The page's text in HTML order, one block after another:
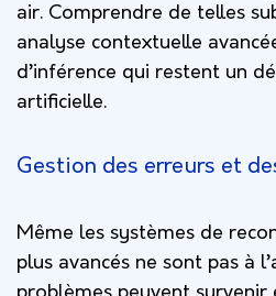
air. Comprendre de telles
analyse contextuelle
d’inférence qui restent un
artificielle.
Gestion des erreurs et
Même les systèmes de
plus avancés ne sont pas à